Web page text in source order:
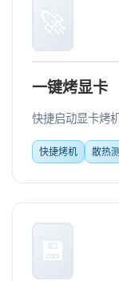
🚀
一键烤显卡
快捷启动显卡烤
快捷烤机 散热
💾